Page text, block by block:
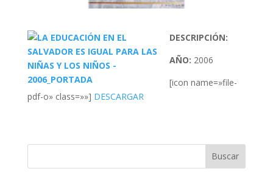
DESCRIPCIÓN:
AÑO: 2006
[icon name=»file-
pdf-o» class=»»] DESCARGAR